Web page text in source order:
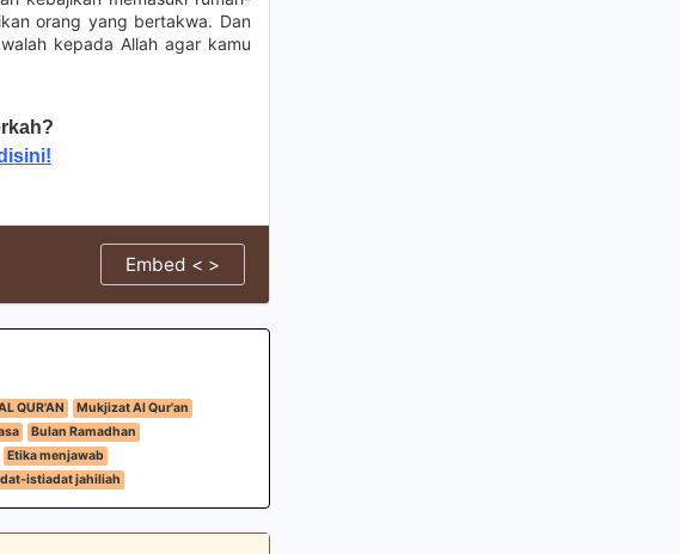
orang yang bertakwa. Dan
kepada Allah agar kamu
Embed < >
QUR'AN
Mukjizat Al Qur'an
Bulan Ramadhan
Etika menjawab
istiadat jahiliah